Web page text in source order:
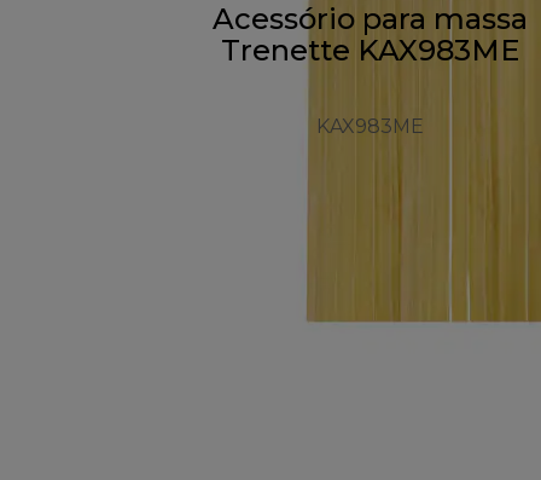
Acessório para massa
Trenette KAX983ME
KAX983ME